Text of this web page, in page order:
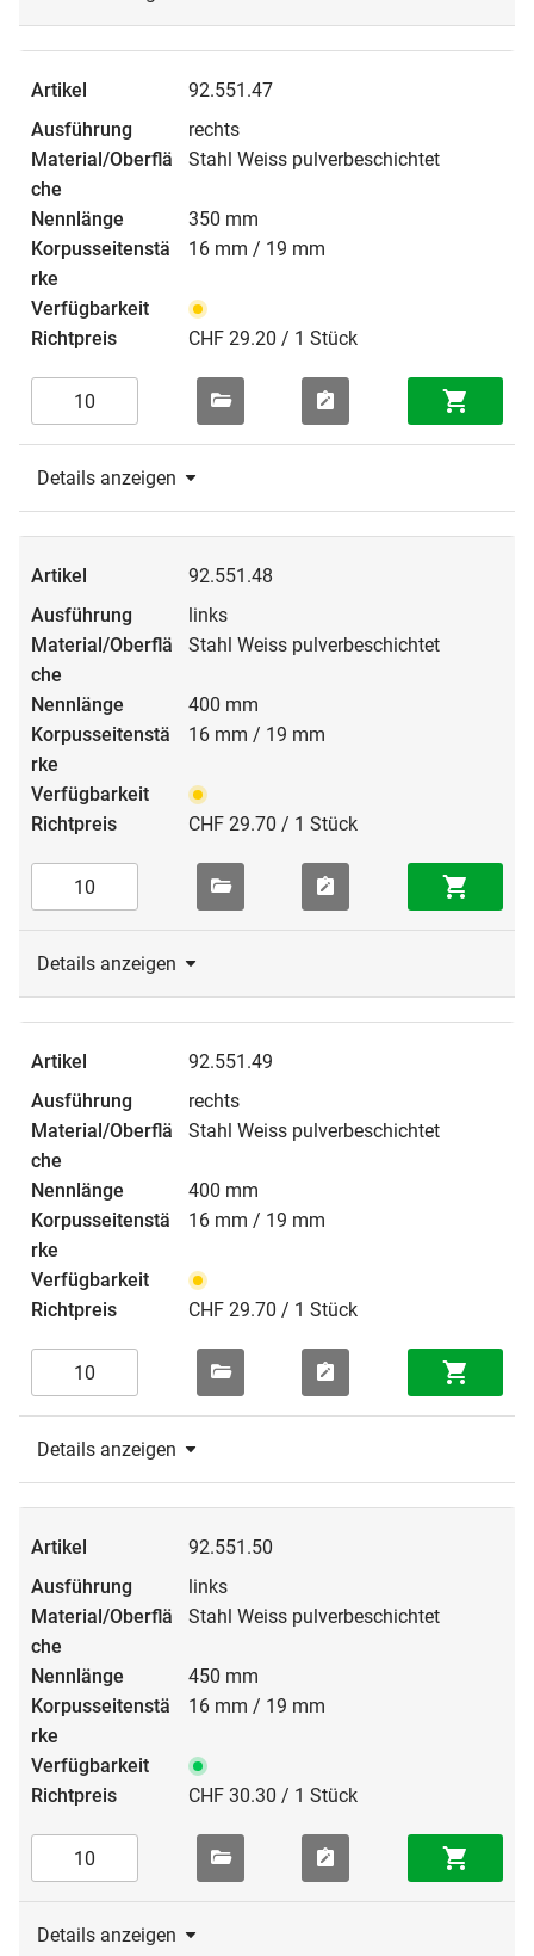
92.551.47
rechts
Stahl Weiss pulverbeschichtet
350 mm
16 mm / 19 mm
CHF 29.20 / 1 Stück
Details anzeigen
92.551.48
links
Stahl Weiss pulverbeschichtet
400 mm
16 mm / 19 mm
CHF 29.70 / 1 Stück
Details anzeigen
92.551.49
rechts
Stahl Weiss pulverbeschichtet
400 mm
16 mm / 19 mm
CHF 29.70 / 1 Stück
Details anzeigen
92.551.50
links
Stahl Weiss pulverbeschichtet
450 mm
16 mm / 19 mm
CHF 30.30 / 1 Stück
Details anzeigen